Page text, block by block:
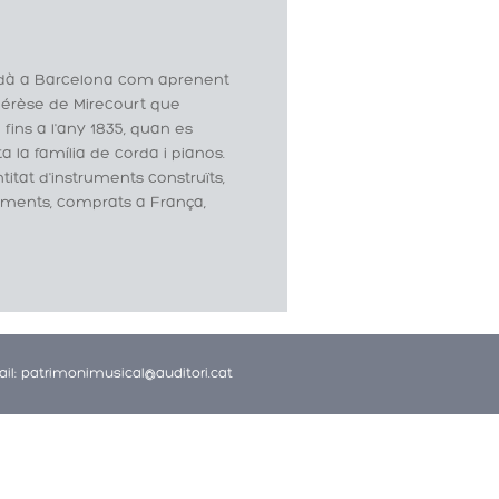
a Barcelona com aprenent
de Mirecourt que
a l'any 1835, quan es
la família de corda i pianos.
d'instruments construïts,
comprats a França,
patrimonimusical@auditori.cat